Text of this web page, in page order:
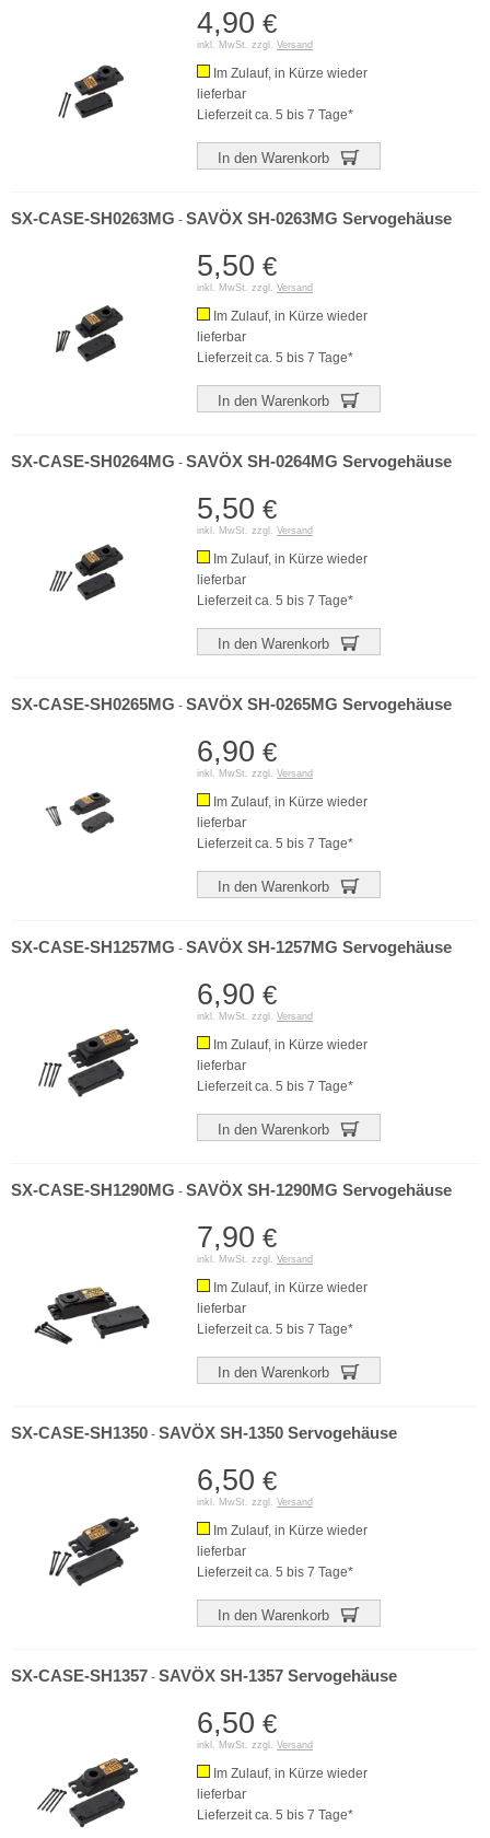
4,90 €
inkl. MwSt. zzgl. Versand
Im Zulauf, in Kürze wieder
lieferbar
Lieferzeit ca. 5 bis 7 Tage*
In den Warenkorb
SX-CASE-SH0263MG - SAVÖX SH-0263MG Servogehäuse
5,50 €
inkl. MwSt. zzgl. Versand
Im Zulauf, in Kürze wieder
lieferbar
Lieferzeit ca. 5 bis 7 Tage*
In den Warenkorb
SX-CASE-SH0264MG - SAVÖX SH-0264MG Servogehäuse
5,50 €
inkl. MwSt. zzgl. Versand
Im Zulauf, in Kürze wieder
lieferbar
Lieferzeit ca. 5 bis 7 Tage*
In den Warenkorb
SX-CASE-SH0265MG - SAVÖX SH-0265MG Servogehäuse
6,90 €
inkl. MwSt. zzgl. Versand
Im Zulauf, in Kürze wieder
lieferbar
Lieferzeit ca. 5 bis 7 Tage*
In den Warenkorb
SX-CASE-SH1257MG - SAVÖX SH-1257MG Servogehäuse
6,90 €
inkl. MwSt. zzgl. Versand
Im Zulauf, in Kürze wieder
lieferbar
Lieferzeit ca. 5 bis 7 Tage*
In den Warenkorb
SX-CASE-SH1290MG - SAVÖX SH-1290MG Servogehäuse
7,90 €
inkl. MwSt. zzgl. Versand
Im Zulauf, in Kürze wieder
lieferbar
Lieferzeit ca. 5 bis 7 Tage*
In den Warenkorb
SX-CASE-SH1350 - SAVÖX SH-1350 Servogehäuse
6,50 €
inkl. MwSt. zzgl. Versand
Im Zulauf, in Kürze wieder
lieferbar
Lieferzeit ca. 5 bis 7 Tage*
In den Warenkorb
SX-CASE-SH1357 - SAVÖX SH-1357 Servogehäuse
6,50 €
inkl. MwSt. zzgl. Versand
Im Zulauf, in Kürze wieder
lieferbar
Lieferzeit ca. 5 bis 7 Tage*